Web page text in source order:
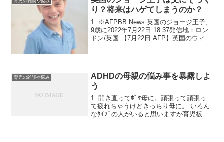
生児から1歳半ごろまで使...
育児の雑談や悩み
り？将来はハゲてしまうのか？
1: ※AFPBB News 英国のジョージ王子、
9歳に2022年7月22日 18:37発信地：ロン
ドン/英国 【7月22日 AFP】英国のウィリ
育児の雑談や悩み
ADHDの母親の悩み事を暴露しよ
う
1: 開き直ってﾎﾞｹ母に。頑張って頑張っ
て疲れちゃうけどきっちり母に。 いろん
なﾀｲﾌﾟの人がいると思いますが育児板な